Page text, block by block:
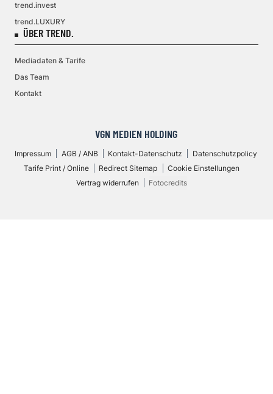
trend.invest
trend.LUXURY
ÜBER TREND.
Mediadaten & Tarife
Das Team
Kontakt
VGN MEDIEN HOLDING
Impressum AGB / ANB Kontakt-Datenschutz
Datenschutzpolicy
Tarife Print / Online
Redirect Sitemap
Cookie Einstellungen
Vertrag widerrufen
Fotocredits